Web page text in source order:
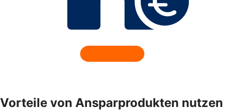
Vorteile von Ansparprodukten nutzen